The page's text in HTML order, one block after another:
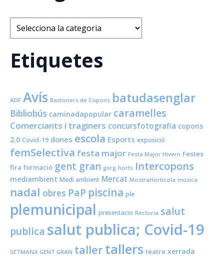
Categories
Etiquetes
ADF Avís Bastoners de Copons batudasenglar
Bibliobús caminadapopular caramelles
Comerciants i traginers concursfotografia copons
2.0 Covid-19 dones escola Esports exposició
femSelectiva festa major Festa Major Hivern Festes
fira formació gent gran gorg horts Intercopons
mediambient Medi ambient Mercat MostraHortícola música
nadal obres PaP piscina ple
plemunicipal presentacio Rectoria salut
publica salut publica; Covid-19
SETMANA GENT GRAN taller tallers teatre xerrada